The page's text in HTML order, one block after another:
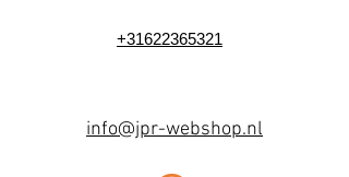
+31622365321
info@jpr-webshop.nl